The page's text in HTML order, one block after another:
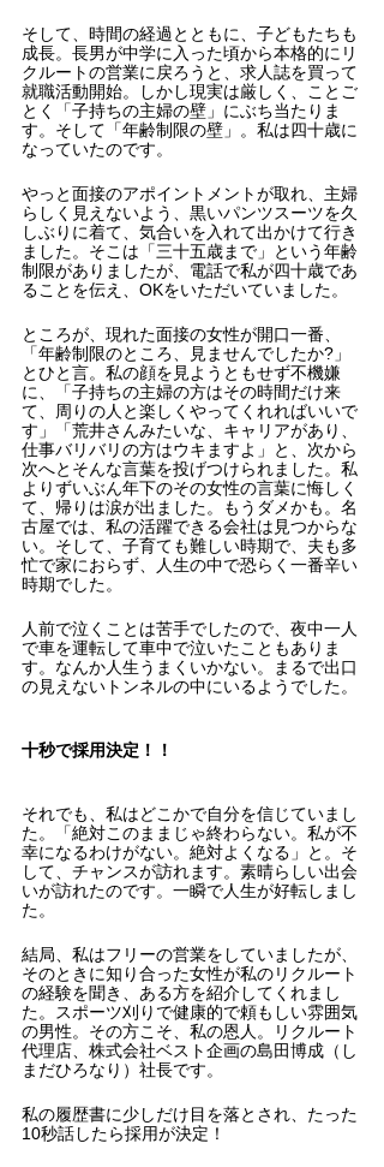
そして、時間の経過とともに、子どもたちも
成長。長男が中学に入った頃から本格的にリ
クルートの営業に戻ろうと、求人誌を買って
就職活動開始。しかし現実は厳しく、ことご
とく「子持ちの主婦の壁」にぶち当たりま
す。そして「年齢制限の壁」。私は四十歳に
なっていたのです。
やっと面接のアポイントメントが取れ、主婦
らしく見えないよう、黒いパンツスーツを久
しぶりに着て、気合いを入れて出かけて行き
ました。そこは「三十五歳まで」という年齢
制限がありましたが、電話で私が四十歳であ
ることを伝え、OKをいただいていました。
ところが、現れた面接の女性が開口一番、
「年齢制限のところ、見ませんでしたか?」
とひと言。私の顔を見ようともせず不機嫌
に、「子持ちの主婦の方はその時間だけ来
て、周りの人と楽しくやってくれればいいで
す」「荒井さんみたいな、キャリアがあり、
仕事バリバリの方はウキますよ」と、次から
次へとそんな言葉を投げつけられました。私
よりずいぶん年下のその女性の言葉に悔しく
て、帰りは涙が出ました。もうダメかも。名
古屋では、私の活躍できる会社は見つからな
い。そして、子育ても難しい時期で、夫も多
忙で家におらず、人生の中で恐らく一番辛い
時期でした。
人前で泣くことは苦手でしたので、夜中一人
で車を運転して車中で泣いたこともありま
す。なんか人生うまくいかない。まるで出口
の見えないトンネルの中にいるようでした。
十秒で採用決定！！
それでも、私はどこかで自分を信じていまし
た。「絶対このままじゃ終わらない。私が不
幸になるわけがない。絶対よくなる」と。そ
して、チャンスが訪れます。素晴らしい出会
いが訪れたのです。一瞬で人生が好転しまし
た。
結局、私はフリーの営業をしていましたが、
そのときに知り合った女性が私のリクルート
の経験を聞き、ある方を紹介してくれまし
た。スポーツ刈りで健康的で頼もしい雰囲気
の男性。その方こそ、私の恩人。リクルート
代理店、株式会社ベスト企画の島田博成（し
まだひろなり）社長です。
私の履歴書に少しだけ目を落とされ、たった
10秒話したら採用が決定！